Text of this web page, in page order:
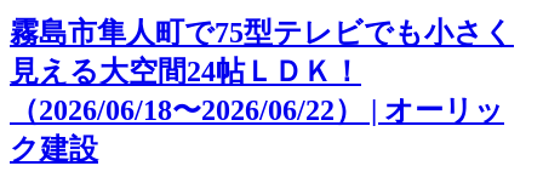
霧島市隼人町で75型テレビでも小さく
見える大空間24帖ＬＤＫ！
（2026/06/18〜2026/06/22） | オーリッ
ク建設